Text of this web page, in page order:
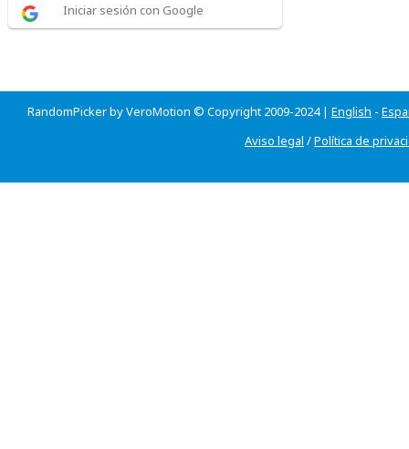
Iniciar sesión con Google
RandomPicker by VeroMotion © Copyright 2009-2024 | English -
Aviso legal /Política de